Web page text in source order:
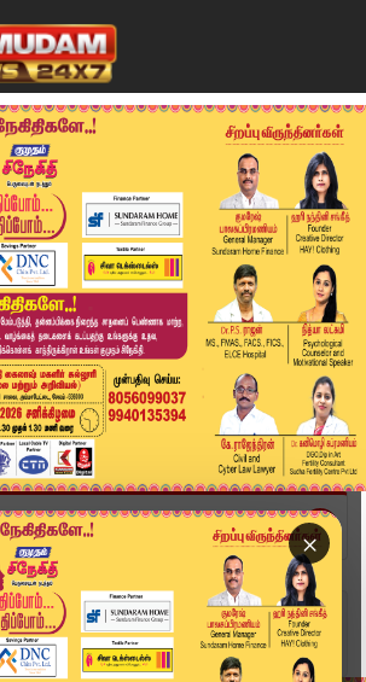
×
அருகே மதுக்கடைகள் வேண்டாம்! மு...